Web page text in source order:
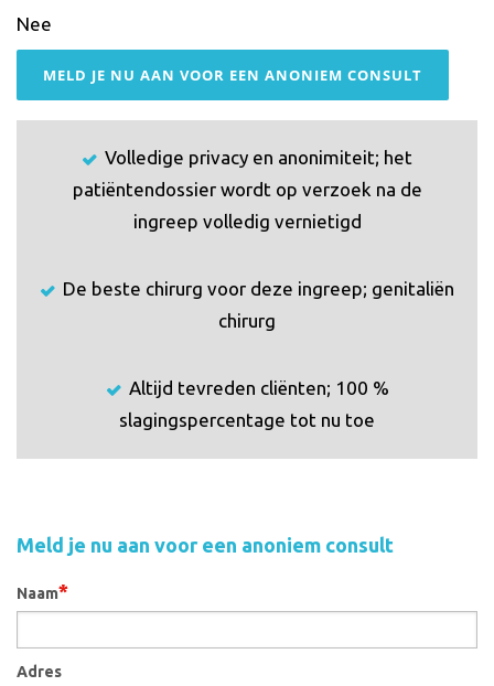
Nee
MELD JE NU AAN VOOR EEN ANONIEM CONSULT
Volledige privacy en anonimiteit; het
patiëntendossier wordt op verzoek na de
ingreep volledig vernietigd
De beste chirurg voor deze ingreep; genitaliën
chirurg
Altijd tevreden cliënten; 100 %
slagingspercentage tot nu toe
Meld je nu aan voor een anoniem consult
Naam*
Adres